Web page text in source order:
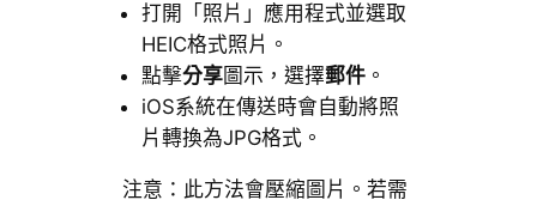
打開「照片」應用程式並選取
HEIC格式照片。
點擊分享圖示，選擇郵件。
iOS系統在傳送時會自動將照
片轉換為JPG格式。
注意：此方法會壓縮圖片。若需